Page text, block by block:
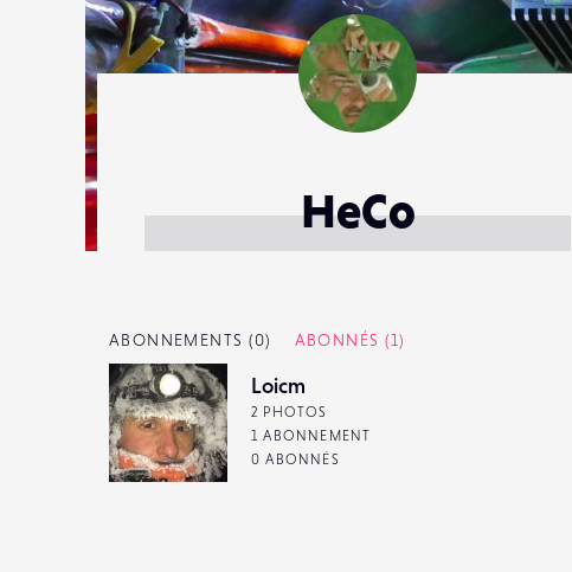
HeCo
ABONNEMENTS (0) ABONNÉS (1)
Loicm
2 PHOTOS
1 ABONNEMENT
0 ABONNÉS